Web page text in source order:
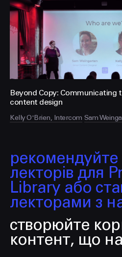
FACEBOOK LINKEDIN
Beyond Copy: Communicating
content design
Kelly O'Brien, Intercom Sam
лекторів для
Library або
лекторами з
створюйте
контент, що